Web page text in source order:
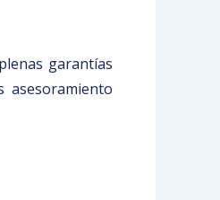
garantías
asesoramiento